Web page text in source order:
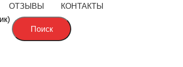
ОТЗЫВЫ КОНТАКТЫ
Поиск